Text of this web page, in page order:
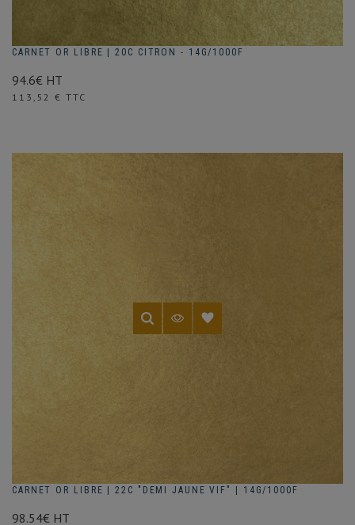
CARNET OR LIBRE | 20C CITRON - 14G/1000F
94.6€ HT
Prix
113,52 € TTC
CARNET OR LIBRE | 22C "DEMI JAUNE VIF" | 14G/1000F
98.54€ HT